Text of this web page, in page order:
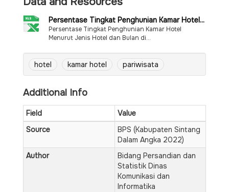
Persentase Tingkat Penghunian Kamar Hotel...
Persentase Tingkat Penghunian Kamar Hotel
Menurut Jenis Hotel dan Bulan di...
hotel kamar hotel pariwisata
Additional Info
Field
Value
Source
BPS (Kabupaten Sintang
Dalam Angka 2022)
Author
Bidang Persandian dan
Statistik Dinas
Komunikasi dan
Informatika